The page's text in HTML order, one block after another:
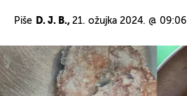
Piše D. J. B., 21. ožujka 2024. @ 09:06